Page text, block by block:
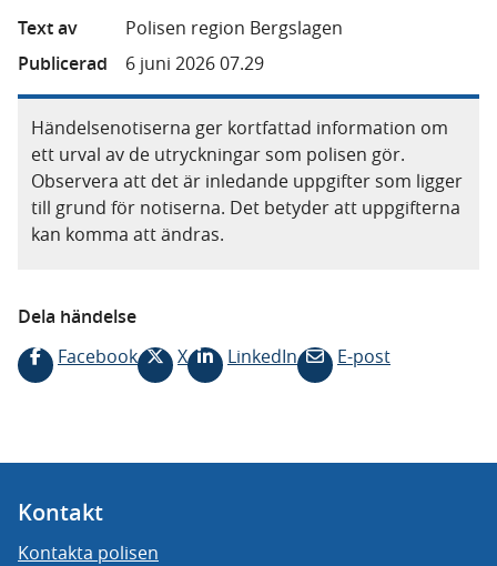
Text av
Polisen region Bergslagen
Publicerad
6 juni 2026 07.29
Händelsenotiserna ger kortfattad information om
ett urval av de utryckningar som polisen gör.
Observera att det är inledande uppgifter som ligger
till grund för notiserna. Det betyder att uppgifterna
kan komma att ändras.
Dela händelse
Facebook
X LinkedIn E-post
Kontakt
Kontakta polisen